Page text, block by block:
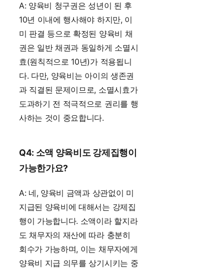
A: 양육비 청구권은 성년이 된 후
10년 이내에 행사해야 하지만, 이
미 판결 등으로 확정된 양육비 채
권은 일반 채권과 동일하게 소멸시
효(원칙적으로 10년)가 적용됩니
다. 다만, 양육비는 아이의 생존권
과 직결된 문제이므로, 소멸시효가
도과하기 전 적극적으로 권리를 행
사하는 것이 중요합니다.
Q4: 소액 양육비도 강제집행이
가능한가요?
A: 네, 양육비 금액과 상관없이 미
지급된 양육비에 대해서는 강제집
행이 가능합니다. 소액이라 할지라
도 채무자의 재산에 따라 충분히
회수가 가능하며, 이는 채무자에게
양육비 지급 의무를 상기시키는 중